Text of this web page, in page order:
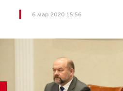
6 мар 2020 15:56